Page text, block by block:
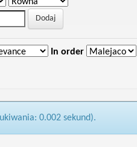
In order
0.002 sekund).